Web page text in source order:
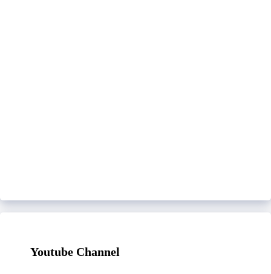
Youtube Channel